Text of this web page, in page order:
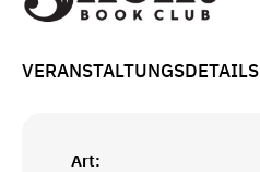
VERANSTALTUNGSDETAILS
Art: